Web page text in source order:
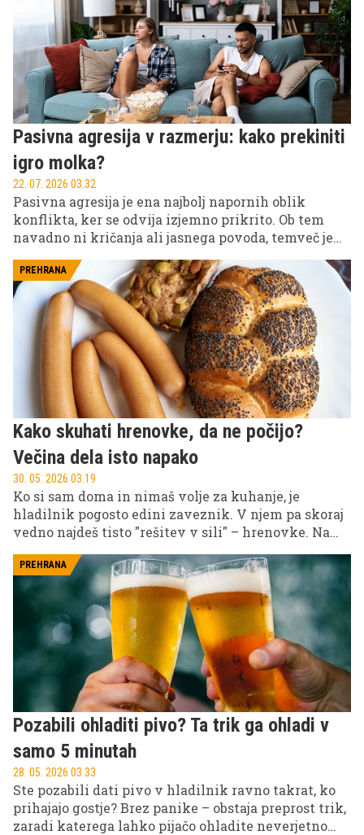
ne ločijo med različnimi kosi iste kovine in zakaj
moramo pred tem ščititi vsako vesoljsko plovilo?
Pasivna agresija v razmerju: kako prekiniti
igro molka?
22. 07. 2026 03.32
Pasivna agresija je ena najbolj napornih oblik
konflikta, ker se odvija izjemno prikrito. Ob tem
navadno ni kričanja ali jasnega povoda, temveč je
prisotna tišina, ki ustvarja napeto vzdušje. Hladen
ton, zavijanje z očmi, pikre pripombe ali
emocionalen odmik lahko indicirajo, da je v igri
pasivna agresija.
PREHRANA
Kako skuhati hrenovke, da ne počijo?
Večina dela isto napako
30. 05. 2026 03.19
Ko si sam doma in nimaš volje za kuhanje, je
hladilnik pogosto edini zaveznik. V njem pa skoraj
vedno najdeš tisto "rešitev v sili" – hrenovke. Na
zaplete: razpokajo, izgubijo okus ali pa niso takšne,
kot bi morale biti. V nadaljevanju zato preveri, kako
jih pripraviti pravilno, da bodo res hitra in okusna
večerja brez komplikacij.
PREHRANA
Pozabili ohladiti pivo? Ta trik ga ohladi v
samo 5 minutah
28. 05. 2026 03.33
Ste pozabili dati pivo v hladilnik ravno takrat, ko
prihajajo gostje? Brez panike – obstaja preprost trik,
zaradi katerega lahko pijačo ohladite neverjetno